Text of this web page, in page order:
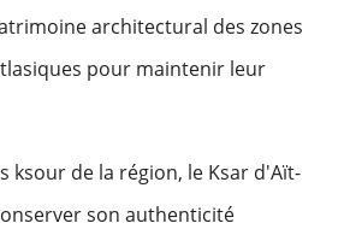
architectural des zones
pour maintenir leur
ksour de la région, le Ksar d'Aït-
son authenticité